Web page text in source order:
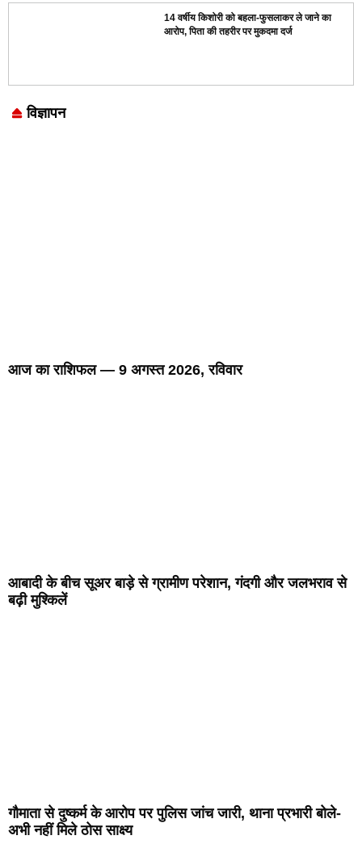
14 वर्षीय किशोरी को बहला-फुसलाकर ले जाने का
आरोप, पिता की तहरीर पर मुकदमा दर्ज
विज्ञापन
आज का राशिफल — 9 अगस्त 2026, रविवार
आबादी के बीच सूअर बाड़े से ग्रामीण परेशान, गंदगी और जलभराव से
बढ़ी मुश्किलें
गौमाता से दुष्कर्म के आरोप पर पुलिस जांच जारी, थाना प्रभारी बोले-
अभी नहीं मिले ठोस साक्ष्य